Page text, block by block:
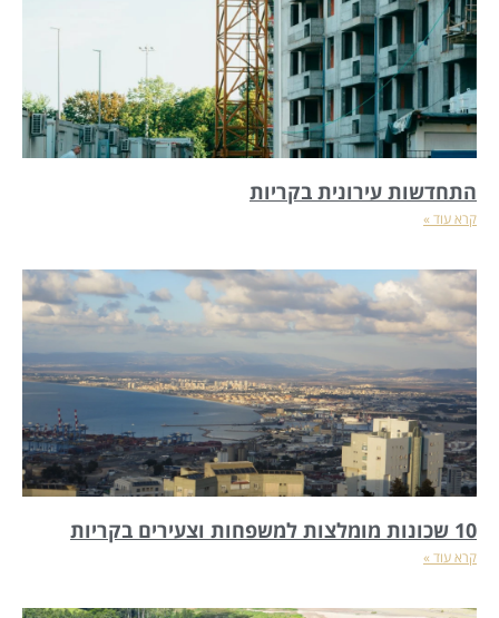
התחדשות עירונית בקריות
קרא עוד »
10 שכונות מומלצות למשפחות וצעירים בקריות
קרא עוד »